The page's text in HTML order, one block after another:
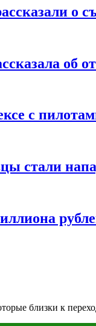
о
об
с
стали
близки к